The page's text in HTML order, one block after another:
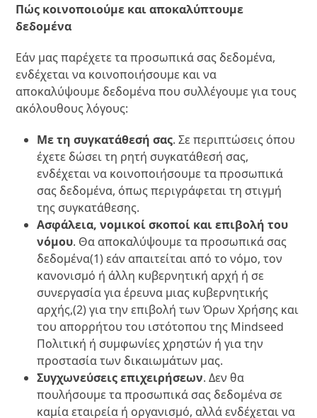
Πώς κοινοποιούμε και αποκαλύπτουμε
δεδομένα
Εάν μας παρέχετε τα προσωπικά σας δεδομένα,
ενδέχεται να κοινοποιήσουμε και να
αποκαλύψουμε δεδομένα που συλλέγουμε για τους
ακόλουθους λόγους:
Με τη συγκατάθεσή σας. Σε περιπτώσεις όπου
έχετε δώσει τη ρητή συγκατάθεσή σας,
ενδέχεται να κοινοποιήσουμε τα προσωπικά
σας δεδομένα, όπως περιγράφεται τη στιγμή
της συγκατάθεσης.
Ασφάλεια, νομικοί σκοποί και επιβολή του
νόμου. Θα αποκαλύψουμε τα προσωπικά σας
δεδομένα(1) εάν απαιτείται από το νόμο, τον
κανονισμό ή άλλη κυβερνητική αρχή ή σε
συνεργασία για έρευνα μιας κυβερνητικής
αρχής,(2) για την επιβολή των Όρων Χρήσης και
του απορρήτου του ιστότοπου της Mindseed
Πολιτική ή συμφωνίες χρηστών ή για την
προστασία των δικαιωμάτων μας.
Συγχωνεύσεις επιχειρήσεων. Δεν θα
πουλήσουμε τα προσωπικά σας δεδομένα σε
καμία εταιρεία ή οργανισμό, αλλά ενδέχεται να